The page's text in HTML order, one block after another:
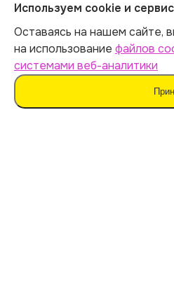
ОГРНИП 312547621900150
ИНН 540535727161
Политика обработки
Используем cookie и
Оставаясь на нашем сайте,
на использование файлов
системами веб-аналитики